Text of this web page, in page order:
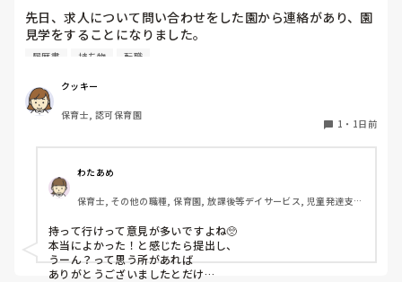
先日、求人について問い合わせをした園から連絡があり、園
見学をすることになりました。
私としては求人に応募したという認識ですが、『園見学をご
問しましたが、見学なので特にありませんとのこと
このような場合は本当に見学だけで終了なのでしょうか？
でしょうか？
履歴書 持ち物 転職
クッキー
保育士, 認可保育園
1 ・ 1日前
わたあめ
保育士, その他の職種, 保育園, 放課後等デイサービス, 児童発達支援
持って行けって意見が多いですよね🥺
本当によかった！と感じたら提出し、
うーん？って思う所があれば
ありがとうございましたとだけ